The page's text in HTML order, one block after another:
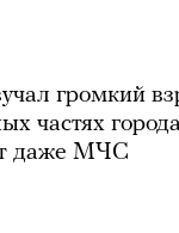
громкий
частях
даже МЧС